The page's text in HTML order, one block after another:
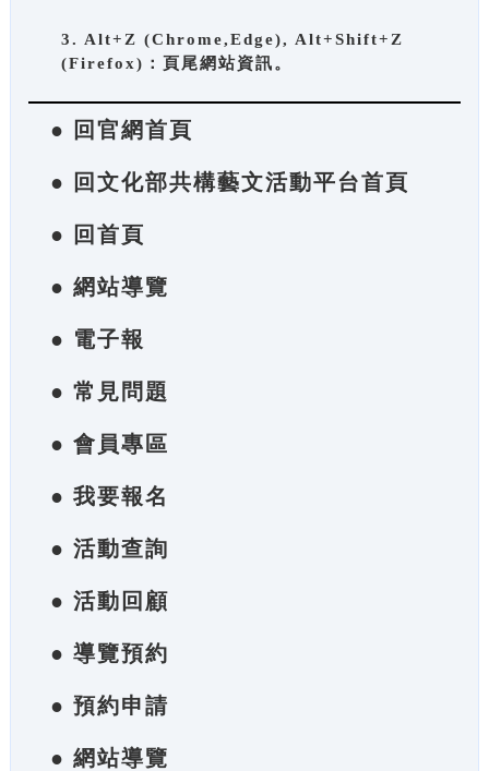
3. Alt+Z (Chrome,Edge), Alt+Shift+Z
(Firefox)：頁尾網站資訊。
● 回官網首頁
● 回文化部共構藝文活動平台首頁
● 回首頁
● 網站導覽
● 電子報
● 常見問題
● 會員專區
● 我要報名
● 活動查詢
● 活動回顧
● 導覽預約
● 預約申請
● 網站導覽